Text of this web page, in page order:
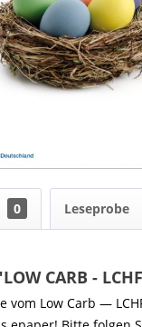
0 Leseprobe
CARB -
vom Low Carb —